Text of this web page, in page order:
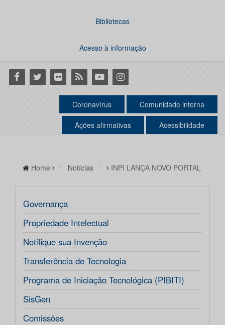
Bibliotecas
Acesso à informação
Facebook
Twitter Flickr RSS YoutubeInstagram
Coronavírus Comunidade interna
Ações afirmativas Acessibilidade
Home Notícias INPI LANÇA NOVO PORTAL
Governança
Propriedade Intelectual
Notifique sua Invenção
Transferência de Tecnologia
Programa de Iniciação Tecnológica (PIBITI)
SisGen
Comissões